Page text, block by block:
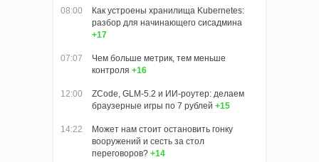
08:00
Как устроены хранилища Kubernetes:
разбор для начинающего сисадмина
+17
07:07
Чем больше метрик, тем меньше
контроля +16
12:00
ZCode, GLM-5.2 и ИИ-роутер: делаем
браузерные игры по 7 рублей +15
14:22
Может нам стоит остановить гонку
вооружений и сесть за стол
переговоров? +14